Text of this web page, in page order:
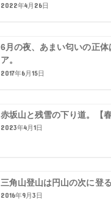
2022年4月26日
6月の夜、あまい匂いの正体
ア。
2017年6月15日
赤坂山と残雪の下り道。【春
2023年4月1日
三角山登山は円山の次に登
2016年9月3日